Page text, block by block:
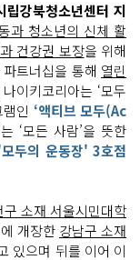
R
L
복
사
유
하
기
크
게
변
경
하
기
작
게
변
경
하
기
립강북청소년센터 지
과 청소년의 신체 활
건강권 보장을 위해
파트너십을 통해 열린
이키코리아는 ‘모두
인 ‘액티브 모두(Ac
‘모든 사람’을 뜻한
두의 운동장' 3호점
구 소재 서울시민대학
개장한 강남구 소재
있으며 뒤를 이어 이